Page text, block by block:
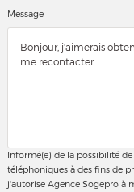
Message
Informé(e) de la possibilité
téléphoniques à des fins de
j'autorise Agence Sogepro à